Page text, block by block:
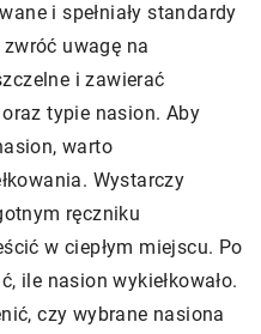
i spełniały standardy
uwagę na
i zawierać
typie nasion. Aby
warto
Wystarczy
ręczniku
w ciepłym miejscu. Po
ile nasion wykiełkowało.
czy wybrane nasiona